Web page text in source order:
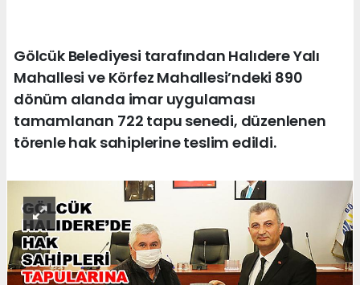
Gölcük Belediyesi tarafından Halıdere Yalı
Mahallesi ve Körfez Mahallesi’ndeki 890
dönüm alanda imar uygulaması
tamamlanan 722 tapu senedi, düzenlenen
törenle hak sahiplerine teslim edildi.